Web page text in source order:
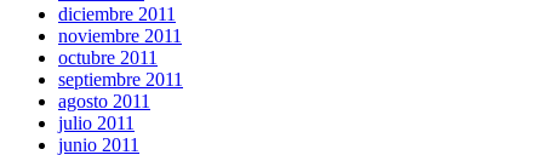
diciembre 2011
noviembre 2011
octubre 2011
septiembre 2011
agosto 2011
julio 2011
junio 2011